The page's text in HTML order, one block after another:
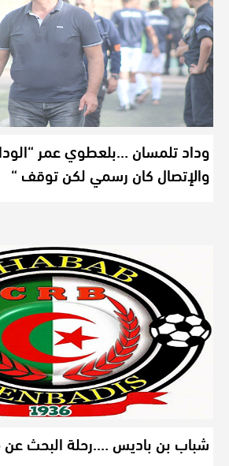
وداد تلمسان …بلعطوي عمر
والإتصال كان رسمي لكن توقف “
شباب بن باديس ….رحلة البحث